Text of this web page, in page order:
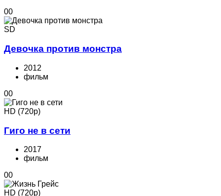
00
SD
Девочка против монстра
2012
фильм
00
HD (720p)
Гиго не в сети
2017
фильм
00
HD (720p)